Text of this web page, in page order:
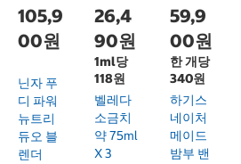
105,9
00원
닌자 푸
디 파워
뉴트리
듀오 블
렌더
26,4
90원
1ml당
118원
벨레다
소금치
약 75ml
X 3
59,9
00원
한 개당
340원
하기스
네이처
메이드
밤부 밴